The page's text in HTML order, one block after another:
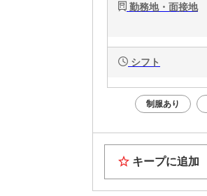
勤務地・面接地
シフト
制服あり
キープに追加